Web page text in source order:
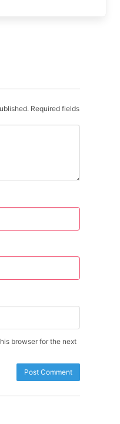
Required fields
browser for the next